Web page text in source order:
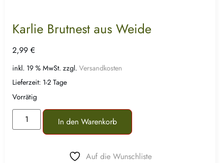
Karlie Brutnest aus Weide
2,99 €
inkl. 19 % MwSt. zzgl. Versandkosten
Lieferzeit: 1-2 Tage
Vorrätig
In den Warenkorb
Auf die Wunschliste